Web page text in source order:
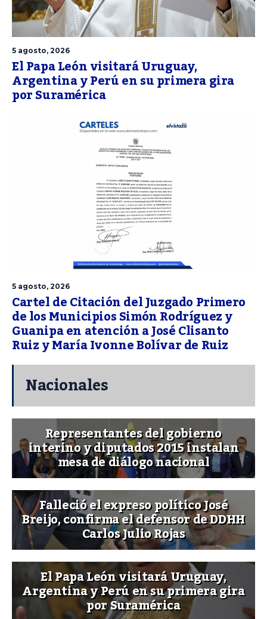
5 agosto, 2026
El Papa León visitará Uruguay,
Argentina y Perú en su primera gira
por Suramérica
5 agosto, 2026
Cartel de Citación del Juzgado Primero
de los Municipios Simón Rodríguez y
Guanipa en atención a José Clisanto
Ruiz y María Ivonne Bolívar de Ruiz
Nacionales
Representantes del gobierno
interino y diputados 2015 instalan
mesa de diálogo nacional
Falleció el expreso político José
Breijo, confirma el defensor de DDHH
Carlos Julio Rojas
El Papa León visitará Uruguay,
Argentina y Perú en su primera gira
por Suramérica